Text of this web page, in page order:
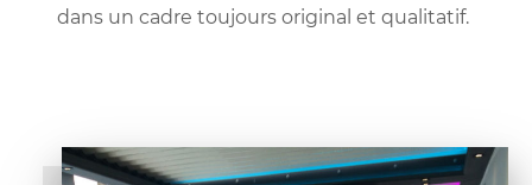
dans un cadre toujours original et qualitatif.